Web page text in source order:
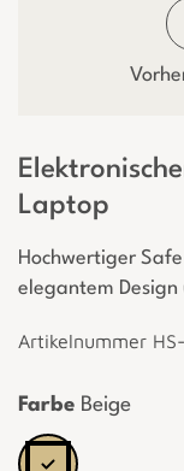
Laptop
Hochwertiger
elegantem Design
Artikelnummer
Farbe Beige